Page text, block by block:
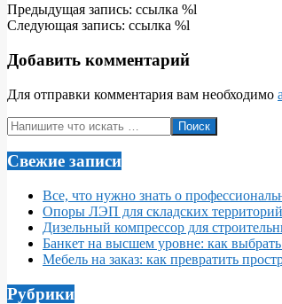
2011-
01-
Предыдущая запись: ссылка %l
Следующая запись: ссылка %l
Добавить комментарий
Для отправки комментария вам необходимо
Поиск
Свежие записи
Все, что нужно знать о
Опоры ЛЭП для складских
Дизельный компрессор для
Банкет на высшем уровне: как
Мебель на заказ: как превратить
Рубрики